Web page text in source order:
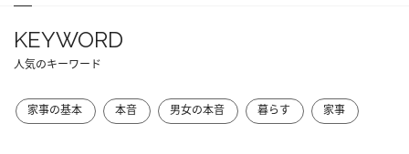
KEYWORD
人気のキーワード
家事の基本 本音 男女の本音 暮らす 家事